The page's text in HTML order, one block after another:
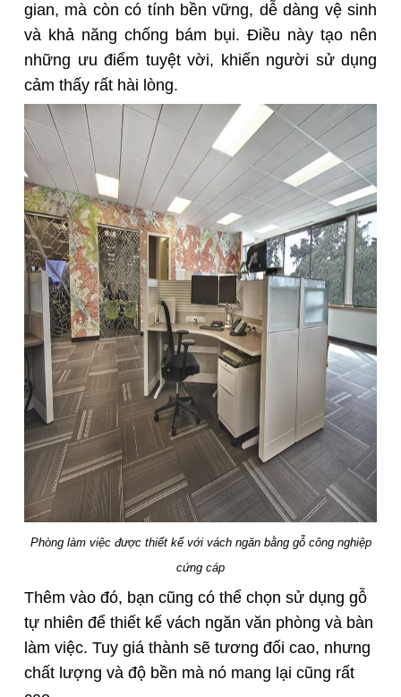
gian, mà còn có tính bền vững, dễ dàng vệ sinh
và khả năng chống bám bụi. Điều này tạo nên
những ưu điểm tuyệt vời, khiến người sử dụng
cảm thấy rất hài lòng.
Phòng làm việc được thiết kế với vách ngăn bằng gỗ công nghiệp
cứng cáp
Thêm vào đó, bạn cũng có thể chọn sử dụng gỗ
tự nhiên để thiết kế vách ngăn văn phòng và bàn
làm việc. Tuy giá thành sẽ tương đối cao, nhưng
chất lượng và độ bền mà nó mang lại cũng rất